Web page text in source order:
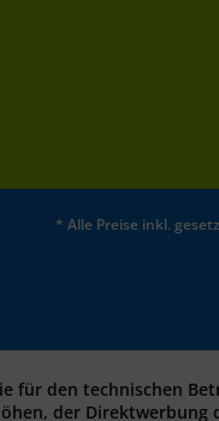
* Alle Preise inkl.
für den technischen
der